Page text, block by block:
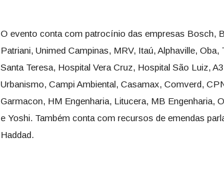
O evento conta com patrocínio das empresas Bosch,
Patriani, Unimed Campinas, MRV, Itaú, Alphaville,
Santa Teresa, Hospital Vera Cruz, Hospital São Luiz,
Urbanismo, Campi Ambiental, Casamax, Comverd,
Garmacon, HM Engenharia, Litucera, MB Engenharia,
e Yoshi. Também conta com recursos de emendas
Haddad.